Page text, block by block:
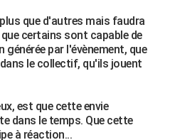
que d'autres mais faudra
certains sont capable de
par l'évènement, que
le collectif, qu'ils jouent
est que cette envie
dans le temps. Que cette
à réaction...